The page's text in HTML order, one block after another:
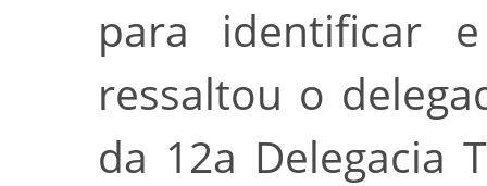
para identificar
ressaltou o
da 12a Delegacia